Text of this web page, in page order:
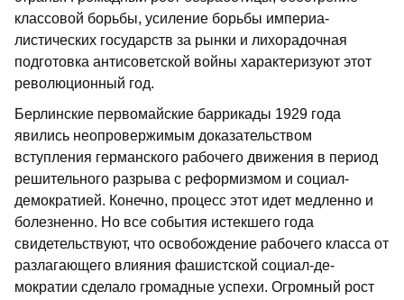
клас­совой борьбы, усиление борьбы империа­
листических государств за рынки и ли­хорадочная
подготовка антисоветской войны характеризуют этот
революцион­ный год.
Берлинские первомайские баррикады 1929 года
явились неопровержимым до­казательством
вступления германского рабочего движения в период
решитель­ного разрыва с реформизмом и социал-
демократией. Конечно, процесс этот идет медленно и
болезненно. Но все события истекшего года
свидетельствуют, что освобождение рабочего класса от
разла­гающего влияния фашистской социал-де­
мократии сделало громадные успехи. Ог­ромный рост